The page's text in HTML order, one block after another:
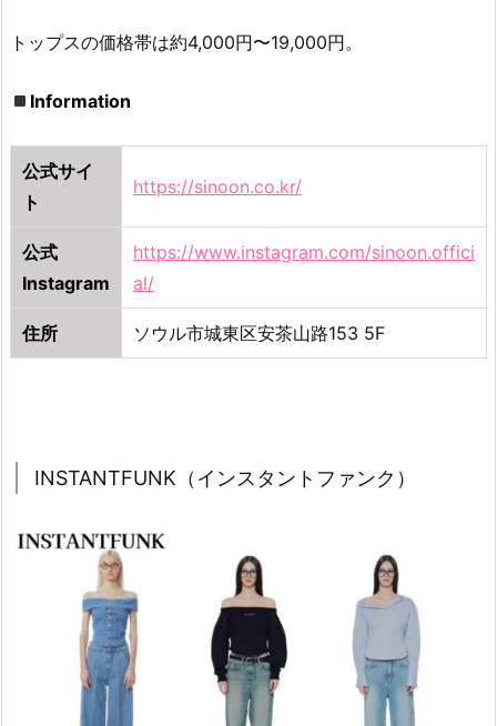
S
D
O
（ス
タ
ド
1
T
トップスの価格帯は約4,000円〜19,000円。
Information
公式サイ
ト
https://sinoon.co.kr/
公式
Instagram
https://www.instagram.com/sinoon.offici
al/
住所 ソウル市城東区安茶山路153 5F
INSTANTFUNK（インスタントファンク）